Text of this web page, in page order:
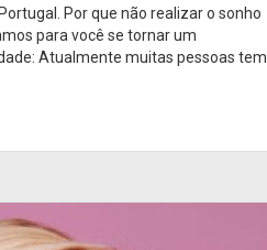
Por que não realizar o sonho
para você se tornar um
Atualmente muitas pessoas tem